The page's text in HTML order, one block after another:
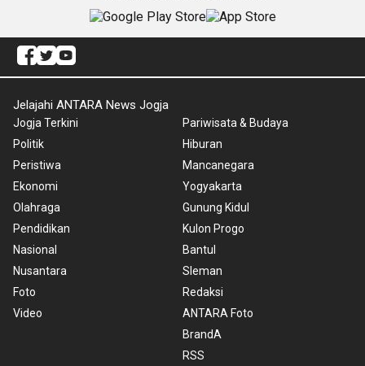
Jelajahi ANTARA News Jogja
Jogja Terkini
Politik
Peristiwa
Ekonomi
Olahraga
Pendidikan
Nasional
Nusantara
Foto
Video
Pariwisata & Budaya
Hiburan
Mancanegara
Yogyakarta
Gunung Kidul
Kulon Progo
Bantul
Sleman
Redaksi
ANTARA Foto
BrandA
RSS